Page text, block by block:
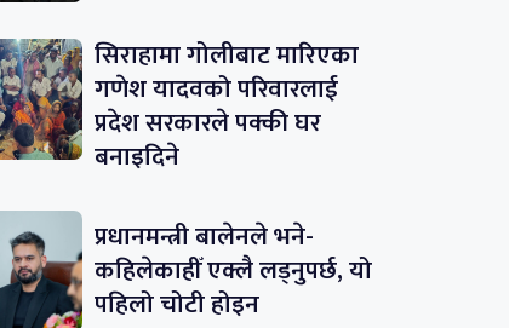
सिराहामा गोलीबाट मारिएका
गणेश यादवको परिवारलाई
प्रदेश सरकारले पक्की घर
बनाइदिने
प्रधानमन्त्री बालेनले भने-
कहिलेकाहीँ एक्लै लड्नुपर्छ, यो
पहिलो चोटी होइन